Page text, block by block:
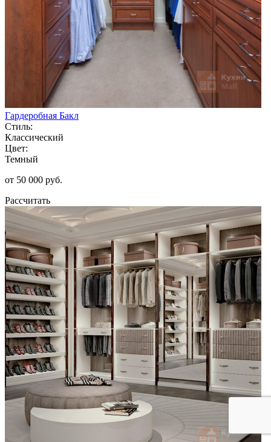
Гардеробная Бакл
Стиль:
Классический
Цвет:
Темный
от 50 000 руб.
Рассчитать